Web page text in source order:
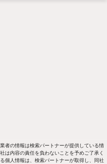
者の情報は検索パートナーが提供している情
は内容の責任を負わないことを予めご了承く
個人情報は、検索パートナーが取得し、同社